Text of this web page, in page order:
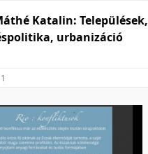
Katalin: Települések,
urbanizáció
1